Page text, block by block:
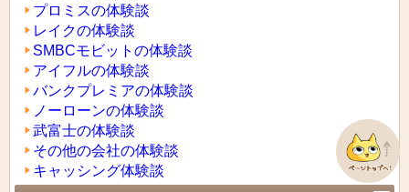
プロミスの体験談
レイクの体験談
SMBCモビットの体験談
アイフルの体験談
バンクプレミアの体験談
ノーローンの体験談
武富士の体験談
その他の会社の体験談
キャッシング体験談